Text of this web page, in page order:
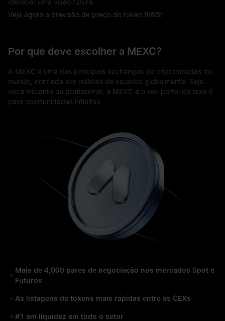
oferecer uma visão futura.
Veja agora a previsão de preço do token RWS!
Por que deve escolher a MEXC?
A MEXC é uma das principais exchanges de criptomoedas do
mundo, confiada por milhões de usuários globalmente. Seja
você iniciante ou profissional, a MEXC é o seu portal da taxa 0
para oportunidades infinitas.
Mais de 4,000 pares de negociação nos mercados Spot e
Futuros
As listagens de tokens mais rápidas entre as CEXs
#1 em liquidez em todo o setor